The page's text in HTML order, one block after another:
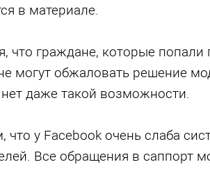
в материале.
что граждане, которые попали
могут обжаловать решение
даже такой возможности.
что у Facebook очень слаба
Все обращения в саппорт